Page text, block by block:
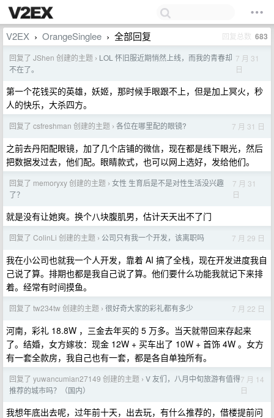
V2EX › OrangeSinglee › 全部回复 回复总数 683
回复了 JShen 创建的主题 › LOL 怀旧服近期悄然上线，而我的青春却
不在了。
7 月 31
日
第一个花钱买的英雄，妖姬，那时候手眼跟不上，但是加上冥火，秒
人的快乐，大杀四方。
回复了 csfreshman 创建的主题 › 各位在哪里配的眼镜? 7 月 31 日
之前去丹阳配眼镜，加了几个店铺的微信，现在都是线下眼光，然后
把数据发过去，他们配。眼睛款式，也可以网上选好，发给他们。
回复了 memoryxy 创建的主题 › 女性 生育后是不是对性生活没兴趣
了？
7 月 31
日
就是没有让她爽。换个八块腹肌男，估计天天出不了门
回复了 ColinLi 创建的主题 › 公司只有我一个开发，该离职吗 7 月 29 日
我在小公司也就我一个人开发，靠着 AI 搞了全栈，现在开发进度我自
己说了算。排期也都是我自己说了算。他们要什么功能我就记下来排
着。经常有时间摸鱼。
回复了 tw234tw 创建的主题 › 很好奇大家的彩礼都有多少 7 月 22 日
河南，彩礼 18.8W ，三金去年买的 5 万多。当天就带回来存起来
了。结婚，女方嫁妆：现金 12W + 买车出了 10W + 首饰 4W 。女方
有一套全款房，我自己也有一套，都是各自单独所有。
回复了 yuwancumian27149 创建的主题 › V 友们，八月中旬旅游有值得
推荐的城市吗？（国内）
7 月 14
日
我想年底出去呢，过年前十天，出去玩，有什么推荐的，借楼提前问